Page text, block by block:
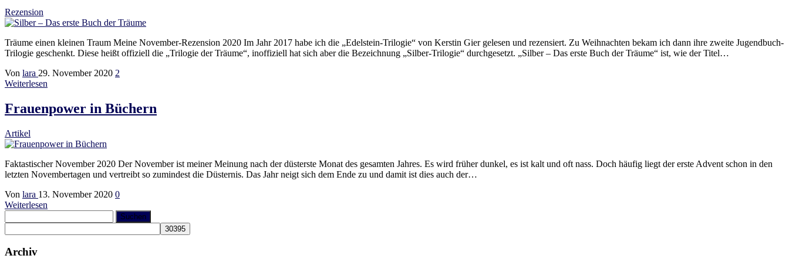
Rezension
Träume einen kleinen Traum Meine November-Rezension 2020 Im Jahr 2017 habe ich die „Edelstein-Trilogie“ von Kerstin Gier gelesen und rezensiert. Zu Weihnachten bekam ich dann ihre zweite Jugendbuch-
Trilogie geschenkt. Diese heißt offiziell die „Trilogie der Träume“, inoffiziell hat sich aber die Bezeichnung „Silber-Trilogie“ durchgesetzt. „Silber – Das erste Buch der Träume“ ist, wie der Titel…
Von lara 29. November 2020 2
Weiterlesen
Frauenpower in Büchern
Artikel
Faktastischer November 2020 Der November ist meiner Meinung nach der düsterste Monat des gesamten Jahres. Es wird früher dunkel, es ist kalt und oft nass. Doch häufig liegt der erste Advent schon in den
letzten Novembertagen und vertreibt so zumindest die Düsternis. Das Jahr neigt sich dem Ende zu und damit ist dies auch der…
Von lara 13. November 2020 0
Weiterlesen
nach:
Archiv